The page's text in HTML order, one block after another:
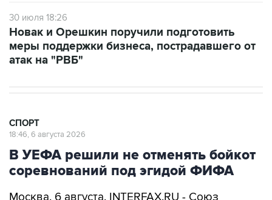
30 июля 18:26
Новак и Орешкин поручили подготовить
меры поддержки бизнеса, пострадавшего от
атак на "РВБ"
СПОРТ
18:46, 6 августа 2026
В УЕФА решили не отменять бойкот
соревнований под эгидой ФИФА